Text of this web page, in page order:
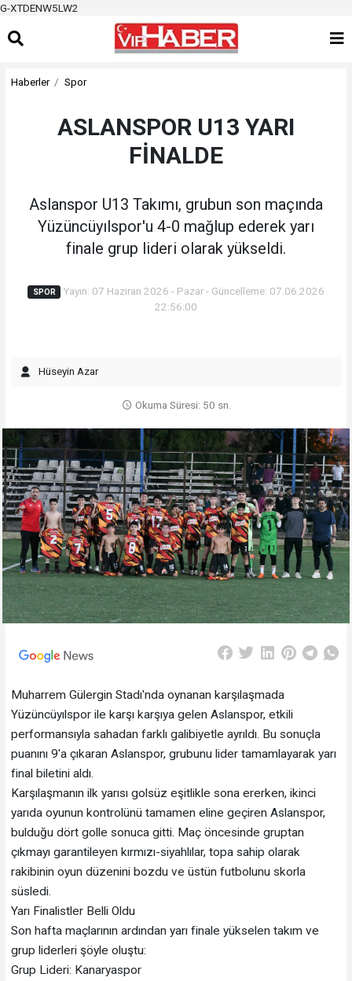
G-XTDENW5LW2
Haberler Spor
ASLANSPOR U13 YARI
FİNALDE
Aslanspor U13 Takımı, grubun son maçında
Yüzüncüyılspor'u 4-0 mağlup ederek yarı
finale grup lideri olarak yükseldi.
SPOR
Yayın: 07 Haziran 2026 - Pazar - Güncelleme: 07.06.2026
22:56:00
Hüseyin Azar
Okuma Süresi: 50 sn.
Muharrem Gülergin Stadı'nda oynanan karşılaşmada
Yüzüncüyılspor ile karşı karşıya gelen Aslanspor, etkili
performansıyla sahadan farklı galibiyetle ayrıldı. Bu sonuçla
puanını 9'a çıkaran Aslanspor, grubunu lider tamamlayarak yarı
final biletini aldı.
Karşılaşmanın ilk yarısı golsüz eşitlikle sona ererken, ikinci
yarıda oyunun kontrolünü tamamen eline geçiren Aslanspor,
bulduğu dört golle sonuca gitti. Maç öncesinde gruptan
çıkmayı garantileyen kırmızı-siyahlılar, topa sahip olarak
rakibinin oyun düzenini bozdu ve üstün futbolunu skorla
süsledi.
Yarı Finalistler Belli Oldu
Son hafta maçlarının ardından yarı finale yükselen takım ve
grup liderleri şöyle oluştu:
Grup Lideri: Kanaryaspor